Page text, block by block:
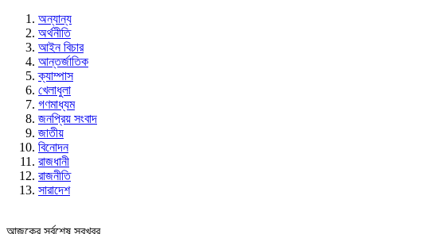
অন্যান্য
অর্থনীতি
আইন বিচার
আন্তর্জাতিক
ক্যাম্পাস
খেলাধুলা
গণমাধ্যম
জনপ্রিয় সংবাদ
জাতীয়
বিনোদন
রাজধানী
রাজনীতি
সারাদেশ
আজকের সর্বশেষ সবখবর